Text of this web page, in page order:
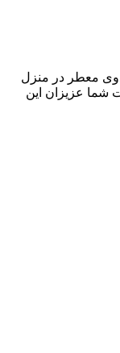
معطر در منزل
شما عزیزان این